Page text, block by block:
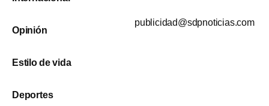
Opinión
Estilo de vida
Deportes
publicidad@sdpnoticias.com